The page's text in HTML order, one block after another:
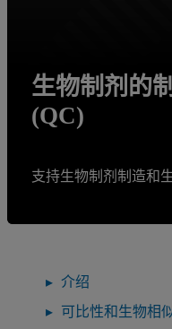
生物制剂的
(QC)
支持生物制剂制造和
介绍
可比性和生物相